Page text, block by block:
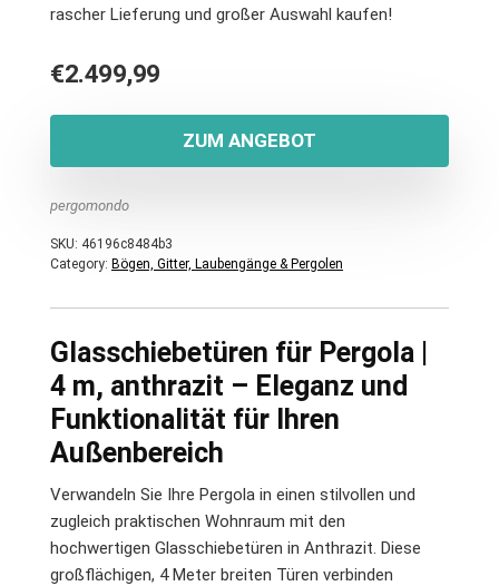
rascher Lieferung und großer Auswahl kaufen!
€2.499,99
ZUM ANGEBOT
pergomondo
SKU: 46196c8484b3
Category: Bögen, Gitter, Laubengänge & Pergolen
Glasschiebetüren für Pergola |
4 m, anthrazit – Eleganz und
Funktionalität für Ihren
Außenbereich
Verwandeln Sie Ihre Pergola in einen stilvollen und
zugleich praktischen Wohnraum mit den
hochwertigen Glasschiebetüren in Anthrazit. Diese
großflächigen, 4 Meter breiten Türen verbinden